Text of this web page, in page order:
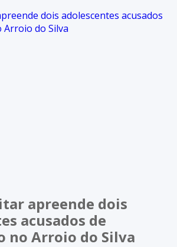
apreende dois
acusados de
no Arroio do Silva